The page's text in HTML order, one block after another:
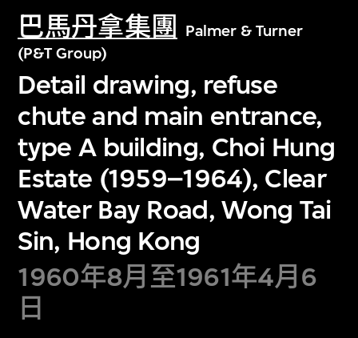
巴馬丹拿集團
Palmer & Turner
(P&T Group)
Detail drawing, refuse
chute and main entrance,
type A building, Choi Hung
Estate (1959–1964), Clear
Water Bay Road, Wong Tai
Sin, Hong Kong
1960年8月至1961年4月6
日
文化藏品。